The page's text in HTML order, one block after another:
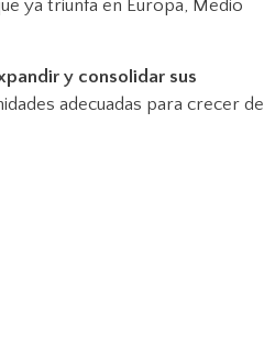
ya triunfa en Europa, Medio
y consolidar sus
adecuadas para crecer de